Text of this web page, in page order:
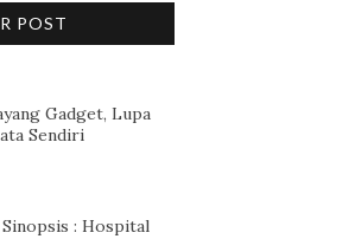
POST
Gadget, Lupa
Sendiri
: Hospital